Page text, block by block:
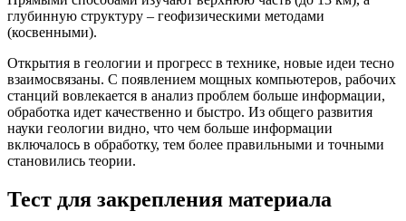
глубинную структуру – геофизическими методами
(косвенными).
Открытия в геологии и прогресс в технике, новые идеи тесно
взаимосвязаны. С появлением мощных компьютеров, рабочих
станций вовлекается в анализ проблем больше информации,
обработка идет качественно и быстро. Из общего развития
науки геологии видно, что чем больше информации
включалось в обработку, тем более правильными и точными
становились теории.
Тест для закрепления материала